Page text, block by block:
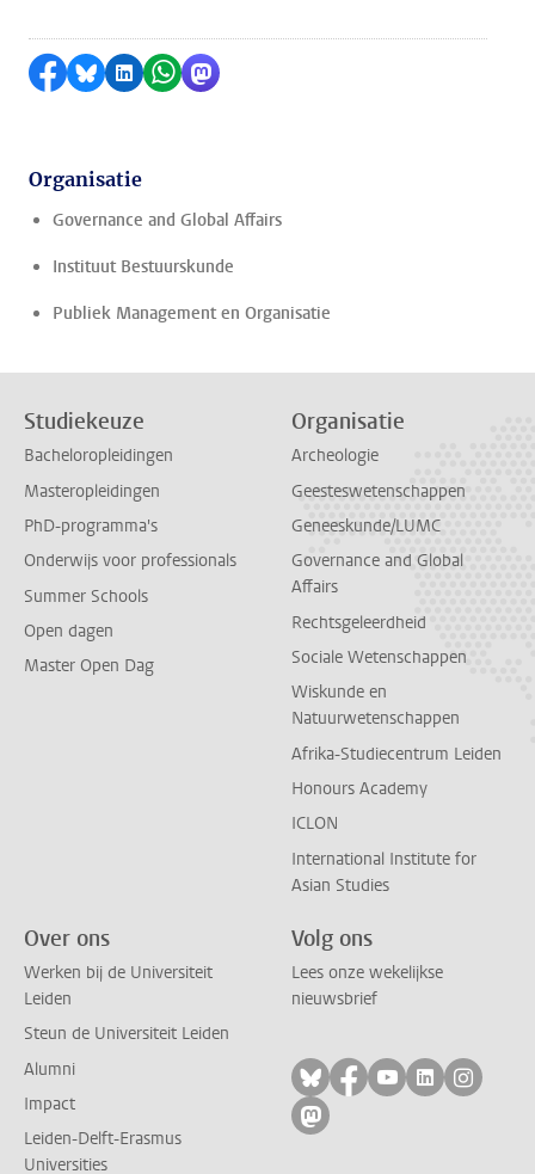
Delen op Facebook
Delen via Bluesky
Delen op LinkedIn
Delen via WhatsApp
Delen via Mastodon
Organisatie
Governance and Global Affairs
Instituut Bestuurskunde
Publiek Management en Organisatie
Studiekeuze
Bacheloropleidingen
Masteropleidingen
PhD-programma's
Onderwijs voor professionals
Summer Schools
Open dagen
Master Open Dag
Organisatie
Archeologie
Geesteswetenschappen
Geneeskunde/LUMC
Governance and Global
Affairs
Rechtsgeleerdheid
Sociale Wetenschappen
Wiskunde en
Natuurwetenschappen
Afrika-Studiecentrum Leiden
Honours Academy
ICLON
International Institute for
Asian Studies
Over ons
Werken bij de Universiteit
Leiden
Steun de Universiteit Leiden
Alumni
Impact
Leiden-Delft-Erasmus
Universities
Volg ons
Lees onze wekelijkse
nieuwsbrief
Volg ons op bluesky
Volg ons op
Volg ons op
Volg ons
Volg
Volg ons op mastodon